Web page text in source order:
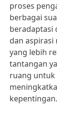
proses
berbagai
beradaptasi
dan aspirasi
yang lebih
tantangan
ruang
kepentingan.